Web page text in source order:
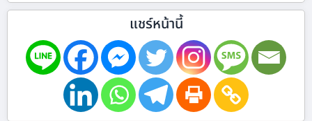
แชร์หน้านี้